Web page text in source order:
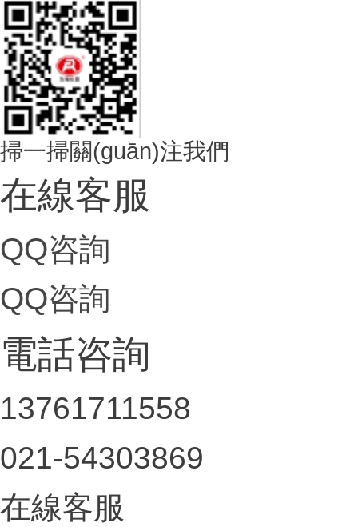
掃一掃關(guān)注我們
在線客服
QQ咨詢
QQ咨詢
電話咨詢
13761711558
021-54303869
在線客服